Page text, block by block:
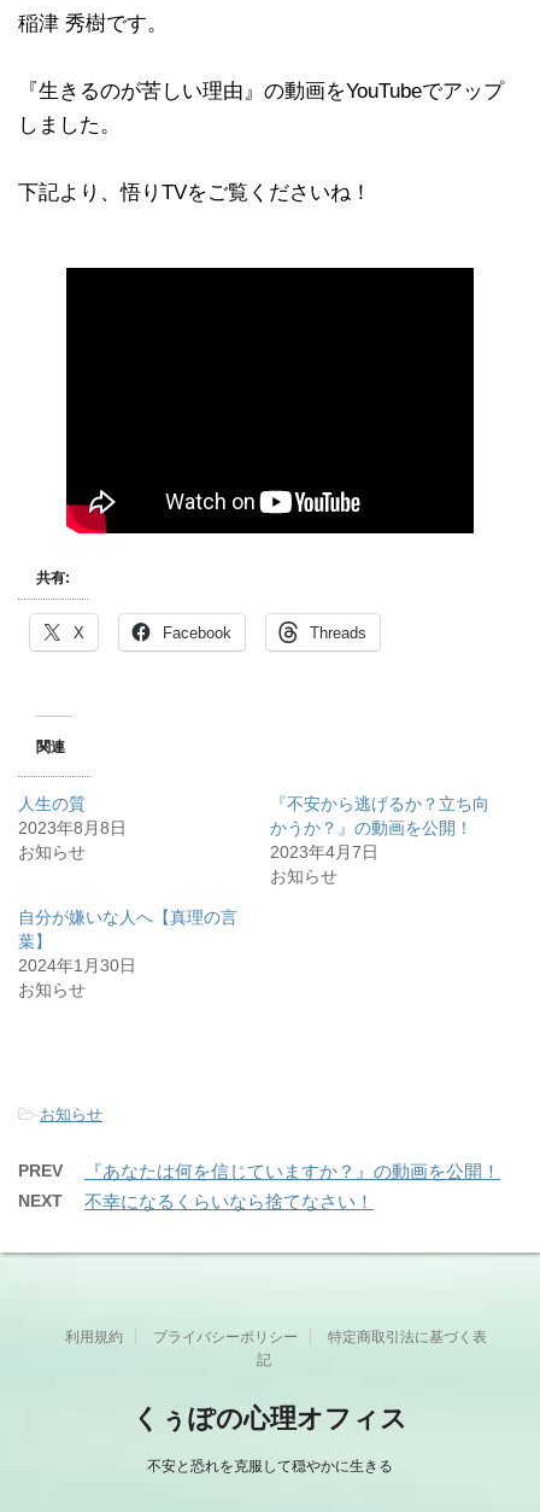
稲津 秀樹です。
『生きるのが苦しい理由』の動画をYouTubeでアップ
しました。
下記より、悟りTVをご覧くださいね！
共有:
X Facebook Threads
関連
人生の質
2023年8月8日
お知らせ
『不安から逃げるか？立ち向
かうか？』の動画を公開！
2023年4月7日
お知らせ
自分が嫌いな人へ【真理の言
葉】
2024年1月30日
お知らせ
-お知らせ
PREV 『あなたは何を信じていますか？』の動画を公開！
NEXT 不幸になるくらいなら捨てなさい！
利用規約 プライバシーポリシー
特定商取引法に基づく表
記
くぅぽの心理オフィス
不安と恐れを克服して穏やかに生きる